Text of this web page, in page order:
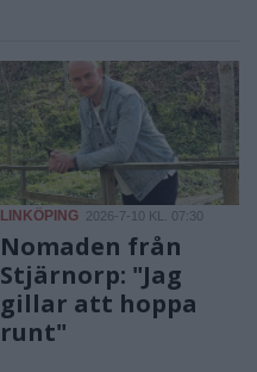
LINKÖPING 2026-7-10 KL. 07:30
Nomaden från
Stjärnorp: "Jag
gillar att hoppa
runt"